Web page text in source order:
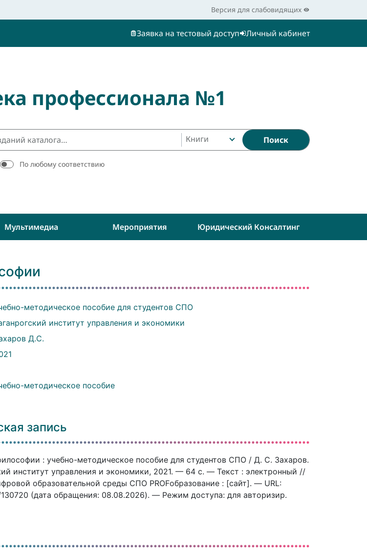
Версия для слабовидящих
Заявка на тестовый доступ Личный кабинет
профессионала №1
Книги Поиск
По любому соответствию
Мультимедиа Мероприятия Юридический Консалтинг
методическое пособие для студентов СПО
институт управления и экономики
Д.С.
методическое пособие
запись
: учебно-методическое пособие для студентов СПО / Д. С. Захаров.
институт управления и экономики, 2021. — 64 c. — Текст : электронный //
образовательной среды СПО PROFобразование : [сайт]. — URL:
(дата обращения: 08.08.2026). — Режим доступа: для авторизир.